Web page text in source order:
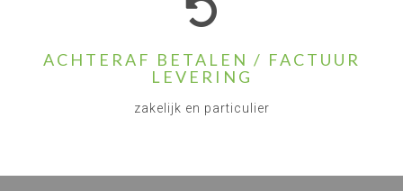
ACHTERAF BETALEN / FACTUUR
LEVERING
zakelijk en particulier